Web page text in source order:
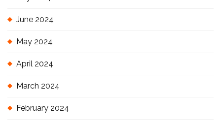
June 2024
May 2024
April 2024
March 2024
February 2024